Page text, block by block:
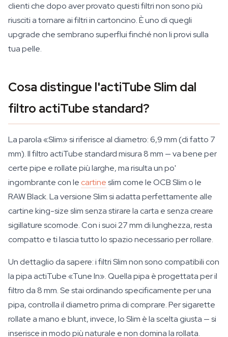
clienti che dopo aver provato questi filtri non sono più
riusciti a tornare ai filtri in cartoncino. È uno di quegli
upgrade che sembrano superflui finché non li provi sulla
tua pelle.
Cosa distingue l'actiTube Slim dal
filtro actiTube standard?
La parola «Slim» si riferisce al diametro: 6,9 mm (di fatto 7
mm). Il filtro actiTube standard misura 8 mm — va bene per
certe pipe e rollate più larghe, ma risulta un po'
ingombrante con le cartineslim come le OCB Slim o le
RAW Black. La versione Slim si adatta perfettamente alle
cartine king-size slim senza stirare la carta e senza creare
sigillature scomode. Con i suoi 27 mm di lunghezza, resta
compatto e ti lascia tutto lo spazio necessario per rollare.
Un dettaglio da sapere: i filtri Slim non sono compatibili con
la pipa actiTube «Tune In». Quella pipa è progettata per il
filtro da 8 mm. Se stai ordinando specificamente per una
pipa, controlla il diametro prima di comprare. Per sigarette
rollate a mano e blunt, invece, lo Slim è la scelta giusta — si
inserisce in modo più naturale e non domina la rollata.